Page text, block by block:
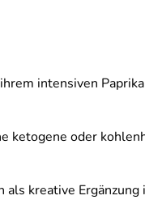
intensiven
oder
kreative